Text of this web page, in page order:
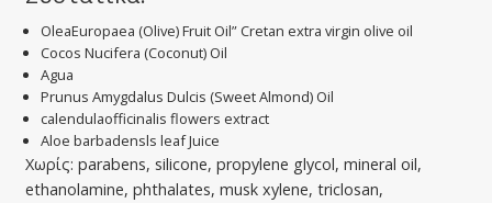
OleaEuropaea (Olive) Fruit Oil” Cretan extra virgin olive oil
Cocos Nucifera (Coconut) Oil
Αgua
Prunus Amygdalus Dulcis (Sweet Almond) Oil
calendulaofficinalis flowers extract
Aloe barbadensls leaf Juice
Χωρίς: parabens, silicone, propylene glycol, mineral oil,
ethanolamine, phthalates, musk xylene, triclosan,